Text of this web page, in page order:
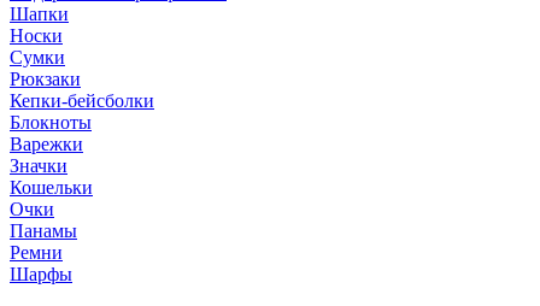
Шапки
Носки
Сумки
Рюкзаки
Кепки-бейсболки
Блокноты
Варежки
Значки
Кошельки
Очки
Панамы
Ремни
Шарфы